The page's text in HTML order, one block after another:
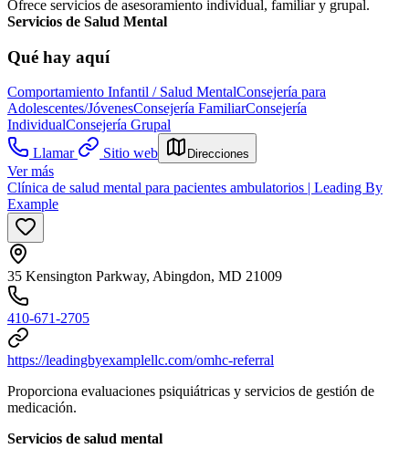
Ofrece servicios de asesoramiento individual, familiar y grupal.
Servicios de Salud Mental
Qué hay aquí
Comportamiento Infantil / Salud MentalConsejería para
Adolescentes/JóvenesConsejería FamiliarConsejería
IndividualConsejería Grupal
Llamar
Sitio web Direcciones
Ver más
Clínica de salud mental para pacientes ambulatorios | Leading By
Example
35 Kensington Parkway, Abingdon, MD 21009
410-671-2705
https://leadingbyexamplellc.com/omhc-referral
Proporciona evaluaciones psiquiátricas y servicios de gestión de
medicación.
Servicios de salud mental